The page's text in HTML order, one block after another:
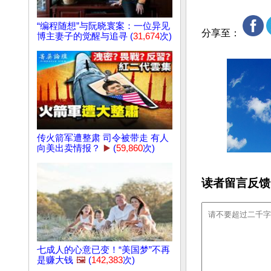
“编程随想”与阮晓寰案：一位异见
博主妻子的觉醒与追寻 (31,674次)
传火箭军遭整肃 司令被带走 有人
向美出卖情报？
▶️ (59,860次)
七成人的心意已变！“美国梦”不再
是赚大钱 🖼️ (142,383次)
分享至：
读者留言反